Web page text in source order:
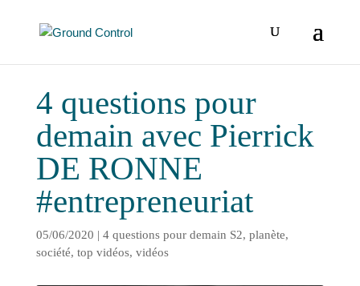
4 questions pour
demain avec Pierrick
DE RONNE
#entrepreneuriat
05/06/2020 | 4 questions pour demain S2, planète,
société, top vidéos, vidéos